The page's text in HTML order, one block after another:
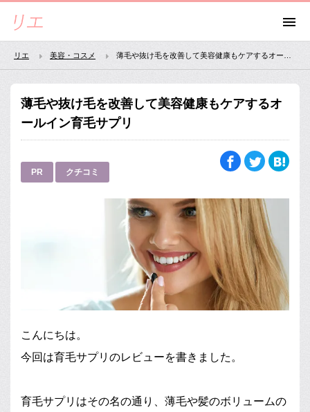
リエ 美容・コスメ
薄毛や抜け毛を改善して美容健康もケアするオ
ールイン育毛サプリ
PR クチコミ
こんにちは。
今回は育毛サプリのレビューを書きました。
育毛サプリはその名の通り、薄毛や髪のボリュームの